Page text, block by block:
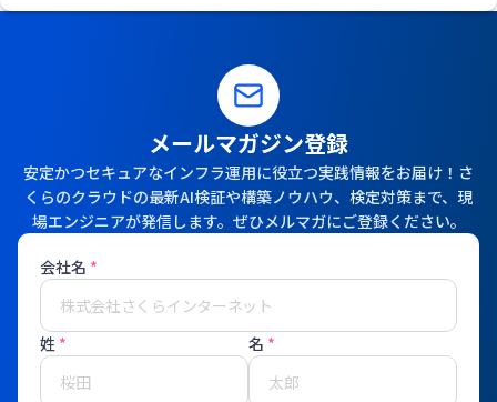
メールマガジン登録
安定かつセキュアなインフラ運用に役立つ実践情報をお届け！さ
くらのクラウドの最新AI検証や構築ノウハウ、検定対策まで、現
場エンジニアが発信します。ぜひメルマガにご登録ください。
会社名 *
姓 * 名 *